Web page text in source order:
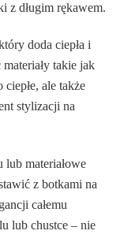
z długim rękawem.
doda ciepła i
takie jak
ale także
stylizacji na
lub materiałowe
z botkami na
całemu
lub chustce – nie